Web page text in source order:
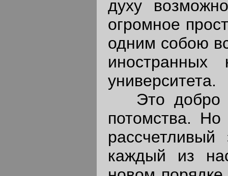
духу
огромное
одним собою
университета.
Это добро
потомства.
каждый из